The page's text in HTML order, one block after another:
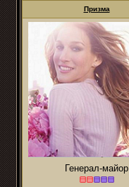
Призма
Генерал-майор